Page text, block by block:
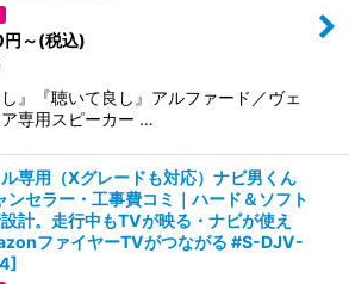
円 ～(税込)
し』『聴いて良し』アルファード／ヴェ
専用スピーカー …
専用（Xグレードも対応）ナビ男くん
ンセラー・工事費コミ｜ハード＆ソフト
計。走行中もTVが映る・ナビが使え
ファイヤーTVがつながる #S-DJV-
]